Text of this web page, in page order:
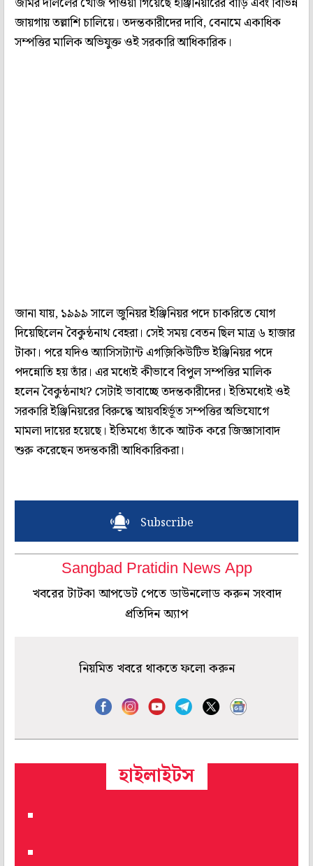
জায়গায় তল্লাশি চালিয়ে। তদন্তকারীদের দাবি, বেনামে একাধিক
সম্পত্তির মালিক অভিযুক্ত ওই সরকারি আধিকারিক।
জানা যায়, ১৯৯৯ সালে জুনিয়র ইঞ্জিনিয়র পদে চাকরিতে যোগ
দিয়েছিলেন বৈকুন্ঠনাথ বেহরা। সেই সময় বেতন ছিল মাত্র ৬ হাজার
টাকা। পরে যদিও অ্যাসিসট্যান্ট এগ‌জ়িকিউটিভ ইঞ্জিনিয়র পদে
পদন্নোতি হয় তাঁর। এর মধ্যেই কীভাবে বিপুল সম্পত্তির মালিক
হলেন বৈকুন্ঠনাথ? সেটাই ভাবাচ্ছে তদন্তকারীদের। ইতিমধ্যেই ওই
সরকারি ইঞ্জিনিয়রের বিরুদ্ধে আয়বহির্ভূত সম্পত্তির অভিযোগে
মামলা দায়ের হয়েছে। ইতিমধ্যে তাঁকে আটক করে জিজ্ঞাসাবাদ
শুরু করেছেন তদন্তকারী আধিকারিকরা।
Subscribe
Sangbad Pratidin News App
খবরের টাটকা আপডেট পেতে ডাউনলোড করুন সংবাদ
প্রতিদিন অ্যাপ
নিয়মিত খবরে থাকতে ফলো করুন
হাইলাইটস